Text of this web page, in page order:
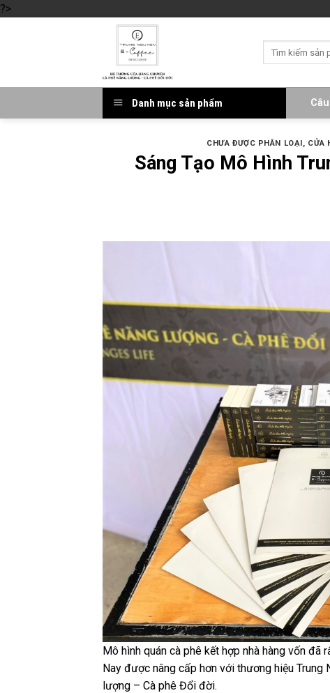
?>
Danh mục sản phẩm
CHƯA ĐƯỢC PHÂN LOẠI, CỬA
Sáng Tạo Mô Hình
Mô hình quán cà phê kết hợp nhà hàng vốn
Nay được nâng cấp hơn với thương hiệu
lượng – Cà phê Đổi đời.